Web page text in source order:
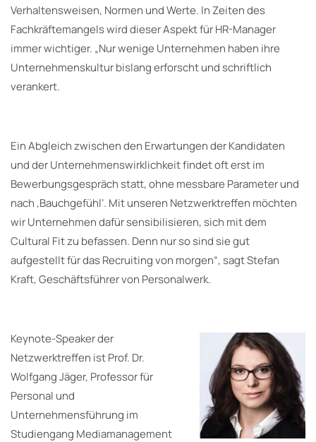
Verhaltensweisen, Normen und Werte. In Zeiten des
Fachkräftemangels wird dieser Aspekt für HR-Manager
immer wichtiger. „Nur wenige Unternehmen haben ihre
Unternehmenskultur bislang erforscht und schriftlich
verankert.
Ein Abgleich zwischen den Erwartungen der Kandidaten
und der Unternehmenswirklichkeit findet oft erst im
Bewerbungsgespräch statt, ohne messbare Parameter und
nach ‚Bauchgefühl‘. Mit unseren Netzwerktreffen möchten
wir Unternehmen dafür sensibilisieren, sich mit dem
Cultural Fit zu befassen. Denn nur so sind sie gut
aufgestellt für das Recruiting von morgen“, sagt Stefan
Kraft, Geschäftsführer von Personalwerk.
Keynote-Speaker der
Netzwerktreffen ist Prof. Dr.
Wolfgang Jäger, Professor für
Personal und
Unternehmensführung im
Studiengang Mediamanagement